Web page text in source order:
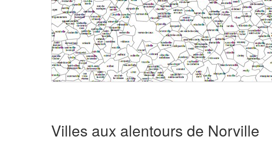
Villes aux alentours de Norville